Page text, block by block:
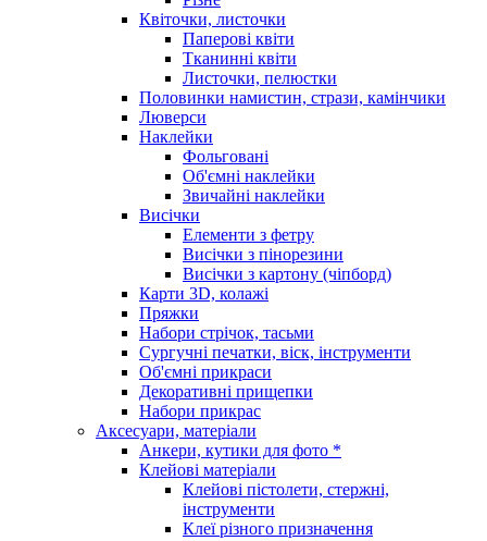
Квіточки, листочки
Паперові квіти
Тканинні квіти
Листочки, пелюстки
Половинки намистин, стрази, камінчики
Люверси
Наклейки
Фольговані
Об'ємні наклейки
Звичайні наклейки
Висічки
Елементи з фетру
Висічки з пінорезини
Висічки з картону (чіпборд)
Карти 3D, колажі
Пряжки
Набори стрічок, тасьми
Сургучні печатки, віск, інструменти
Об'ємні прикраси
Декоративні прищепки
Набори прикрас
Аксесуари, матеріали
Анкери, кутики для фото *
Клейові матеріали
Клейові пістолети, стержні,
інструменти
Клеї різного призначення